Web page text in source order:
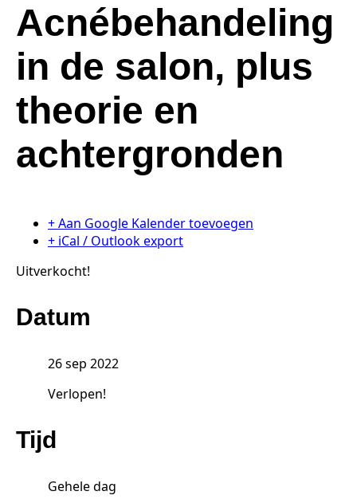
Acnébehandeling
in de salon, plus
theorie en
achtergronden
+ Aan Google Kalender toevoegen
+ iCal / Outlook export
Uitverkocht!
Datum
26 sep 2022
Verlopen!
Tijd
Gehele dag